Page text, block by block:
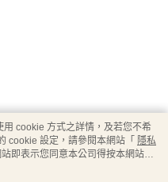
cookie 方式之詳情，及若您不希
cookie 設定，請參閱本網站「 隱私
即表示您同意本公司得按本網站使